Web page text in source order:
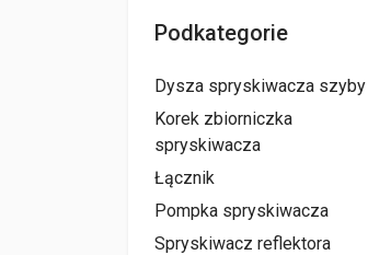
Podkategorie
Dysza spryskiwacza szyby
Korek zbiorniczka
spryskiwacza
Łącznik
Pompka spryskiwacza
Spryskiwacz reflektora